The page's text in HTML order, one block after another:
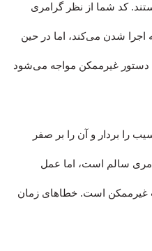
کد شما از نظر گرامری
شدن می‌کند، اما در حین
دستور غیرممکن مواجه می‌شود
را بردار و آن را بر صفر
سالم است، اما عمل
غیرممکن است. خطاهای زمان